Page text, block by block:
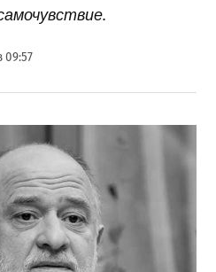
09:57